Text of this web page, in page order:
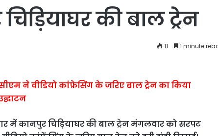
की बाल ट्रेन
11 1 minute
ने वीडियो कांफ्रेसिंग के जरिए बाल ट्रेन का किया
में कानपुर चिड़ियाघर की बाल ट्रेन मंगलवार को सरपट